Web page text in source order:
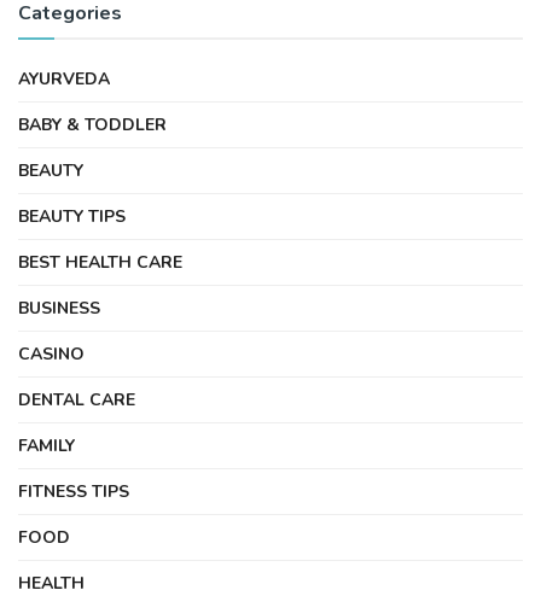
Categories
AYURVEDA
BABY & TODDLER
BEAUTY
BEAUTY TIPS
BEST HEALTH CARE
BUSINESS
CASINO
DENTAL CARE
FAMILY
FITNESS TIPS
FOOD
HEALTH